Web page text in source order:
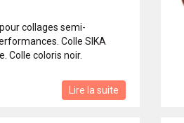
collages semi-
Colle SIKA
Colle coloris noir.
Lire la suite